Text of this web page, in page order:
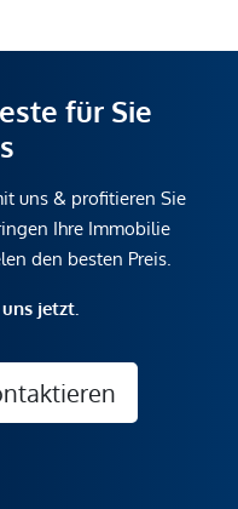
für Sie
uns & profitieren Sie
Ihre Immobilie
den besten Preis.
jetzt.